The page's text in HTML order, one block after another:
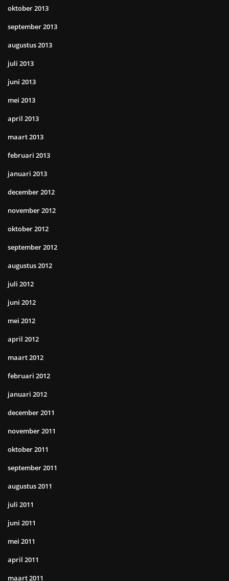
oktober 2013
september 2013
augustus 2013
juli 2013
juni 2013
mei 2013
april 2013
maart 2013
februari 2013
januari 2013
december 2012
november 2012
oktober 2012
september 2012
augustus 2012
juli 2012
juni 2012
mei 2012
april 2012
maart 2012
februari 2012
januari 2012
december 2011
november 2011
oktober 2011
september 2011
augustus 2011
juli 2011
juni 2011
mei 2011
april 2011
maart 2011